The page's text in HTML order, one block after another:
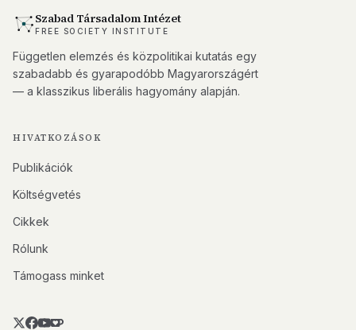
Szabad Társadalom Intézet
FREE SOCIETY INSTITUTE
Független elemzés és közpolitikai kutatás egy
szabadabb és gyarapodóbb Magyarországért
— a klasszikus liberális hagyomány alapján.
HIVATKOZÁSOK
Publikációk
Költségvetés
Cikkek
Rólunk
Támogass minket